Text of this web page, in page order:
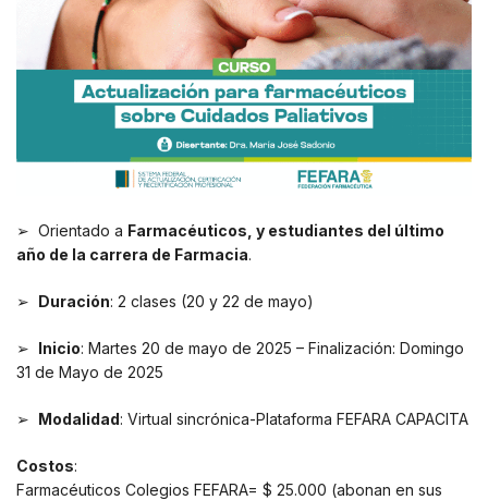
➢ Orientado a Farmacéuticos, y estudiantes del último
año de la carrera de Farmacia.
➢ Duración: 2 clases (20 y 22 de mayo)
➢ Inicio: Martes 20 de mayo de 2025 – Finalización: Domingo
31 de Mayo de 2025
➢ Modalidad: Virtual sincrónica-Plataforma FEFARA CAPACITA
Costos:
Farmacéuticos Colegios FEFARA= $ 25.000 (abonan en sus